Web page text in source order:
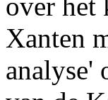
over het
Xanten
analyse'